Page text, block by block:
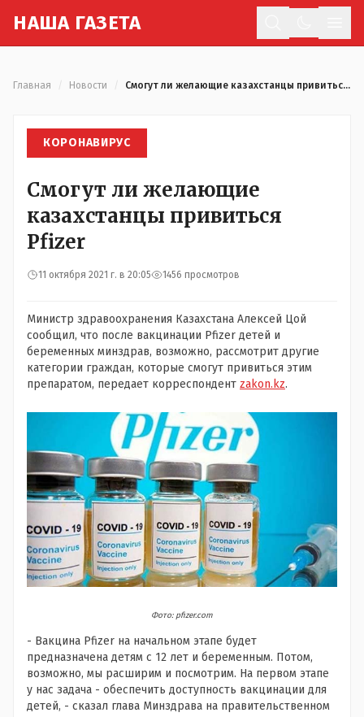
НАША ГАЗЕТА
Главная Новости Смогут ли желающие казахстанцы привиться Pfizer
КОРОНАВИРУС
Смогут ли желающие
казахстанцы привиться
Pfizer
11 октября 2021 г. в 20:05 1456 просмотров
Министр здравоохранения Казахстана Алексей Цой
сообщил, что после вакцинации Pfizer детей и
беременных минздрав, возможно, рассмотрит другие
категории граждан, которые смогут привиться этим
препаратом, передает корреспондент zakon.kz.
Фото: pfizer.com
- Вакцина Pfizer на начальном этапе будет
предназначена детям с 12 лет и беременным. Потом,
возможно, мы расширим и посмотрим. На первом этапе
у нас задача - обеспечить доступность вакцинации для
детей, - сказал глава Минздрава на правительственном